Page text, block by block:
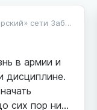
Частный дом престарелых «Красногорский» сети Забота и Уход
в армии и
дисциплине.
сих пор ни